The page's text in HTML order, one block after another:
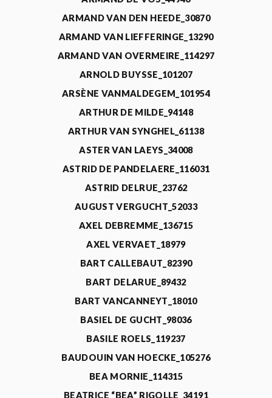
ARMAND VAN DEN HEEDE_30870
ARMAND VAN LIEFFERINGE_13290
ARMAND VAN OVERMEIRE_114297
ARNOLD BUYSSE_101207
ARSÈNE VANMALDEGEM_101954
ARTHUR DE MILDE_94148
ARTHUR VAN SYNGHEL_61138
ASTER VAN LAEYS_34008
ASTRID DE PANDELAERE_116031
ASTRID DELRUE_23762
AUGUST VERGUCHT_52033
AXEL DEBREMME_136715
AXEL VERVAET_18979
BART CALLEBAUT_82390
BART DELARUE_89432
BART VANCANNEYT_18010
BASIEL DE GUCHT_98036
BASILE ROELS_119237
BAUDOUIN VAN HOECKE_105276
BEA MORNIE_114315
BEATRICE “BEA” RIGOLLE_34191